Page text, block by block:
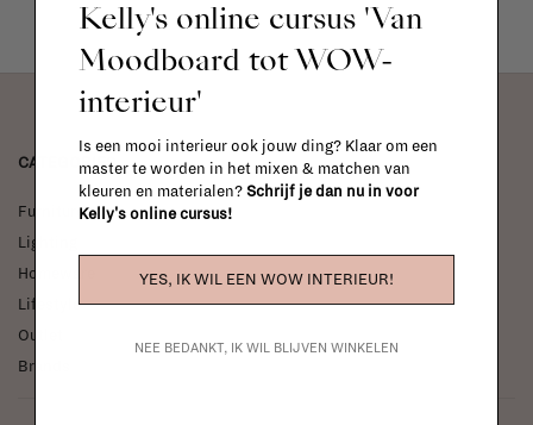
CATEGORIES
Furniture
Lighting
Homeware
Lifestyle
Outlet
Brands
Kelly's online cursus 'Van
Moodboard tot WOW-
interieur'
Is een mooi interieur ook jouw ding? Klaar om een
master te worden in het mixen & matchen van
kleuren en materialen? Schrijf je dan nu in voor
Kelly's online cursus!
YES, IK WIL EEN WOW INTERIEUR!
NEE BEDANKT, IK WIL BLIJVEN WINKELEN